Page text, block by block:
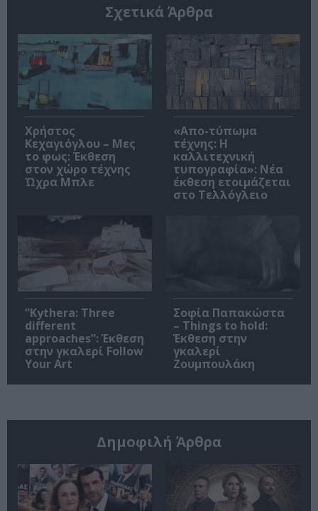
Σχετικά Άρθρα
Χρήστος
Κεχαγιόγλου – Μες
το φως: Έκθεση
στον χώρο τέχνης
Ώχρα Μπλε
«Απο-τύπωμα
τέχνης: H
καλλιτεχνική
τυπογραφία»: Νέα
έκθεση ετοιμάζεται
στο Τελλόγλειο
“Kythera: Three
different
approaches”: Έκθεση
στην γκαλερί Follow
Your Art
Σοφία Παπακώστα
– Things to hold:
Έκθεση στην
γκαλερί
Ζουμπουλάκη
Δημοφιλή Άρθρα